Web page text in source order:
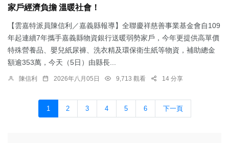
家戶經濟負擔 溫暖社會！
【雲嘉特派員陳信利／嘉義縣報導】全聯慶祥慈善事業基金會自109
年起連續7年攜手嘉義縣物資銀行送暖弱勢家戶，今年更提供高單價
特殊營養品、嬰兒紙尿褲、洗衣精及環保衛生紙等物資，補助總金
額逾353萬，今天（5日）由縣長...
陳信利 2026年八月05日 9,713 觀看 14 分享
1 2 3 4 5 6 下一頁